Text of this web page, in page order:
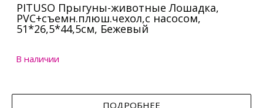
PITUSO Прыгуны-животные Лошадка,
PVC+съемн.плюш.чехол,с насосом,
51*26,5*44,5см, Бежевый
В наличии
ПОДРОБНЕЕ